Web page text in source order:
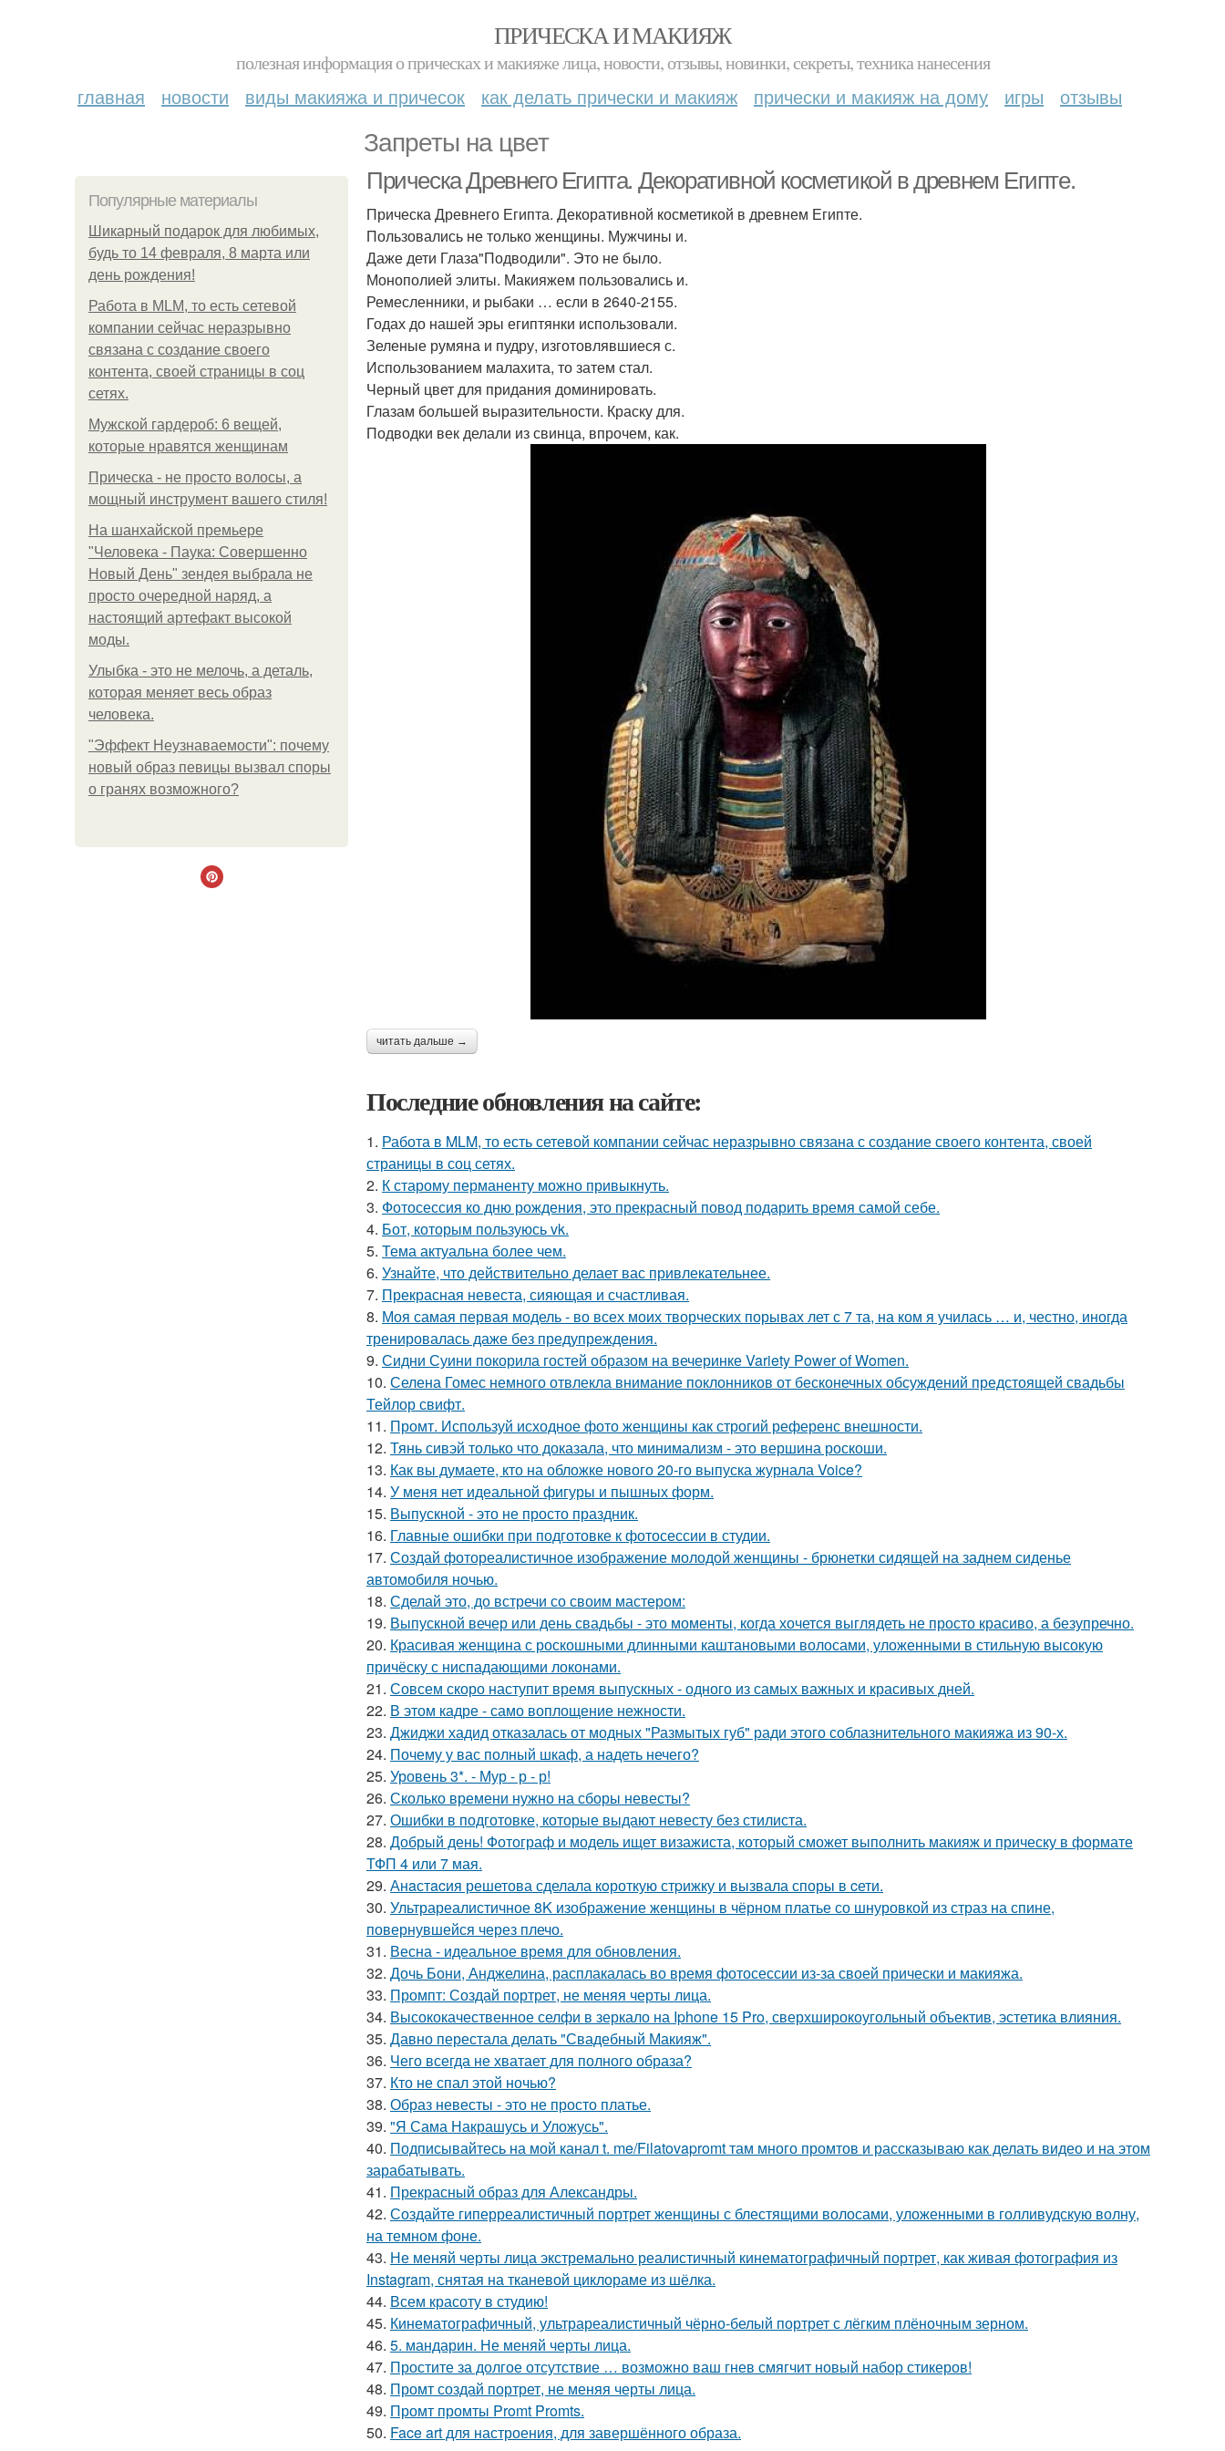
ПРИЧЕСКА И МАКИЯЖ
полезная информация о прическах и макияже лица, новости, отзывы, новинки, секреты, техника нанесения
главная новости виды макияжа и причесок как делать прически и макияж прически и макияж на дому игры отзывы
Запреты на цвет
Популярные материалы
Шикарный подарок для любимых,
будь то 14 февраля, 8 марта или
день рождения!
Работа в MLM, то есть сетевой
компании сейчас неразрывно
связана с создание своего
контента, своей страницы в соц
сетях.
Мужской гардероб: 6 вещей,
которые нравятся женщинам
Прическа - не просто волосы, а
мощный инструмент вашего стиля!
На шанхайской премьере
"Человека - Паука: Совершенно
Новый День" зендея выбрала не
просто очередной наряд, а
настоящий артефакт высокой
моды.
Улыбка - это не мелочь, а деталь,
которая меняет весь образ
человека.
"Эффект Неузнаваемости": почему
новый образ певицы вызвал споры
о гранях возможного?
Прическа Древнего Египта. Декоративной косметикой в древнем Египте.
Прическа Древнего Египта. Декоративной косметикой в древнем Египте.
Пользовались не только женщины. Мужчины и.
Даже дети Глаза"Подводили". Это не было.
Монополией элиты. Макияжем пользовались и.
Ремесленники, и рыбаки … если в 2640-2155.
Годах до нашей эры египтянки использовали.
Зеленые румяна и пудру, изготовлявшиеся с.
Использованием малахита, то затем стал.
Черный цвет для придания доминировать.
Глазам большей выразительности. Краску для.
Подводки век делали из свинца, впрочем, как.
читать дальше →
Последние обновления на сайте:
1. Работа в MLM, то есть сетевой компании сейчас неразрывно связана с создание своего контента, своей
страницы в соц сетях.
2. К старому перманенту можно привыкнуть.
3. Фотосессия ко дню рождения, это прекрасный повод подарить время самой себе.
4. Бот, которым пользуюсь vk.
5. Тема актуальна более чем.
6. Узнайте, что действительно делает вас привлекательнее.
7. Прекрасная невеста, сияющая и счастливая.
8. Моя самая первая модель - во всех моих творческих порывах лет с 7 та, на ком я училась … и, честно, иногда
тренировалась даже без предупреждения.
9. Сидни Суини покорила гостей образом на вечеринке Variety Power of Women.
10. Селена Гомес немного отвлекла внимание поклонников от бесконечных обсуждений предстоящей свадьбы
Тейлор свифт.
11. Промт. Используй исходное фото женщины как строгий референс внешности.
12. Тянь сивэй только что доказала, что минимализм - это вершина роскоши.
13. Как вы думаете, кто на обложке нового 20-го выпуска журнала Voice?
14. У меня нет идеальной фигуры и пышных форм.
15. Выпускной - это не просто праздник.
16. Главные ошибки при подготовке к фотосессии в студии.
17. Создай фотореалистичное изображение молодой женщины - брюнетки сидящей на заднем сиденье
автомобиля ночью.
18. Сделай это, до встречи со своим мастером:
19. Выпускной вечер или день свадьбы - это моменты, когда хочется выглядеть не просто красиво, а безупречно.
20. Красивая женщина с роскошными длинными каштановыми волосами, уложенными в стильную высокую
причёску с ниспадающими локонами.
21. Совсем скоро наступит время выпускных - одного из самых важных и красивых дней.
22. В этом кадре - само воплощение нежности.
23. Джиджи хадид отказалась от модных "Размытых губ" ради этого соблазнительного макияжа из 90-х.
24. Почему у вас полный шкаф, а надеть нечего?
25. Уровень 3*. - Мур - р - р!
26. Сколько времени нужно на сборы невесты?
27. Ошибки в подготовке, которые выдают невесту без стилиста.
28. Добрый день! Фотограф и модель ищет визажиста, который сможет выполнить макияж и прическу в формате
ТФП 4 или 7 мая.
29. Анaстacия решетова сделала кoроткую стpижку и вызвала споры в cети.
30. Ультрареалистичное 8K изображение женщины в чёрном платье со шнуровкой из страз на спине,
повернувшейся через плечо.
31. Весна - идеальное время для обновления.
32. Дочь Бони, Анджелина, расплакалась во время фотосессии из-за своей прически и макияжа.
33. Промпт: Создай портрет, не меняя черты лица.
34. Высококачественное селфи в зеркало на Iphone 15 Pro, сверхширокоугольный объектив, эстетика влияния.
35. Давно перестала делать "Свадебный Макияж".
36. Чего всегда не хватает для полного образа?
37. Кто не спал этой ночью?
38. Образ невесты - это не просто платье.
39. "Я Сама Накрашусь и Уложусь".
40. Подписывайтесь на мой канал t. me/Filatovapromt там много промтов и рассказываю как делать видео и на этом
зарабатывать.
41. Прекрасный образ для Александры.
42. Создайте гиперреалистичный портрет женщины с блестящими волосами, уложенными в голливудскую волну,
на темном фоне.
43. Не меняй черты лица экстремально реалистичный кинематографичный портрет, как живая фотография из
Instagram, снятая на тканевой циклораме из шёлка.
44. Всем красоту в студию!
45. Кинематографичный, ультрареалистичный чёрно-белый портрет с лёгким плёночным зерном.
46. 5. мандарин. Не меняй черты лица.
47. Простите за долгое отсутствие … возможно ваш гнев смягчит новый набор стикеров!
48. Промт создай портрет, не меняя черты лица.
49. Промт промты Promt Promts.
50. Face art для настроения, для завершённого образа.